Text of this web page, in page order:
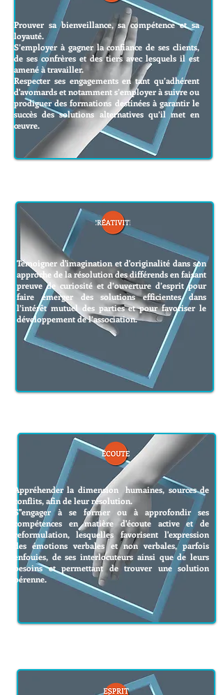
Prouver sa bienveillance, sa compétence et sa
loyauté.
S’employer à gagner la confiance de ses clients,
de ses confrères et des tiers avec lesquels il est
amené à travailler.
Respecter ses engagements en tant qu’adhérent
d'avomards et notamment s’employer à suivre ou
prodiguer des formations destinées à garantir le
succès des solutions alternatives qu’il met en
œuvre.
Témoigner d'imagination et d'originalité dans son
approche de la résolution des différends en faisant
preuve de curiosité et d’ouverture d’esprit pour
faire émerger des solutions efficientes dans
l’intérêt mutuel des parties et pour favoriser le
développement de l’association.
Appréhender la dimension humaines, sources de
conflits, afin de leur résolution.
S''engager à se former ou à approfondir ses
compétences en matière d'écoute active et de
reformulation, lesquelles favorisent l'expression
des émotions verbales et non verbales, parfois
enfouies, de ses interlocuteurs ainsi que de leurs
besoins et permettant de trouver une solution
pérenne.